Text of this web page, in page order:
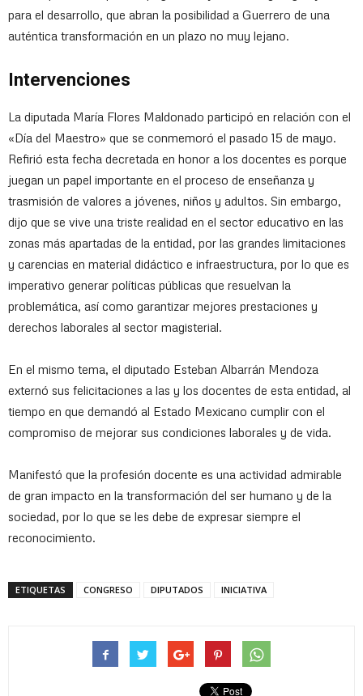
para el desarrollo, que abran la posibilidad a Guerrero de una
auténtica transformación en un plazo no muy lejano.
Intervenciones
La diputada María Flores Maldonado participó en relación con el
«Día del Maestro» que se conmemoró el pasado 15 de mayo.
Refirió esta fecha decretada en honor a los docentes es porque
juegan un papel importante en el proceso de enseñanza y
trasmisión de valores a jóvenes, niños y adultos. Sin embargo,
dijo que se vive una triste realidad en el sector educativo en las
zonas más apartadas de la entidad, por las grandes limitaciones
y carencias en material didáctico e infraestructura, por lo que es
imperativo generar políticas públicas que resuelvan la
problemática, así como garantizar mejores prestaciones y
derechos laborales al sector magisterial.
En el mismo tema, el diputado Esteban Albarrán Mendoza
externó sus felicitaciones a las y los docentes de esta entidad, al
tiempo en que demandó al Estado Mexicano cumplir con el
compromiso de mejorar sus condiciones laborales y de vida.
Manifestó que la profesión docente es una actividad admirable
de gran impacto en la transformación del ser humano y de la
sociedad, por lo que se les debe de expresar siempre el
reconocimiento.
ETIQUETAS CONGRESO DIPUTADOS INICIATIVA